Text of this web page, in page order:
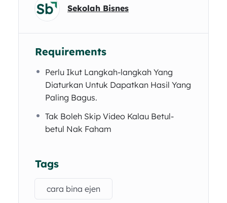
Sekolah Bisnes
Requirements
Perlu Ikut Langkah-langkah Yang
Diaturkan Untuk Dapatkan Hasil Yang
Paling Bagus.
Tak Boleh Skip Video Kalau Betul-
betul Nak Faham
Tags
cara bina ejen